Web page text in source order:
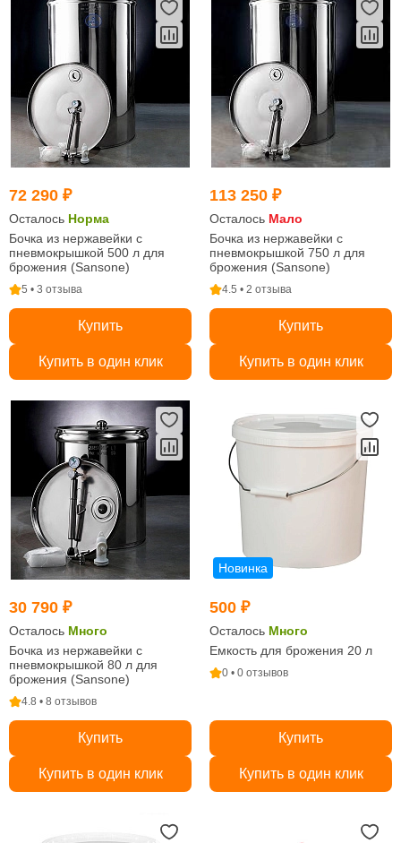
72 290 ₽
Осталось Норма
Бочка из нержавейки с
пневмокрышкой 500 л для
брожения (Sansone)
5 • 3 отзыва
Купить
Купить в один клик
113 250 ₽
Осталось Мало
Бочка из нержавейки с
пневмокрышкой 750 л для
брожения (Sansone)
4.5 • 2 отзыва
Купить
Купить в один клик
30 790 ₽
Осталось Много
Бочка из нержавейки с
пневмокрышкой 80 л для
брожения (Sansone)
4.8 • 8 отзывов
Купить
Купить в один клик
Новинка
500 ₽
Осталось Много
Емкость для брожения 20 л
0 • 0 отзывов
Купить
Купить в один клик